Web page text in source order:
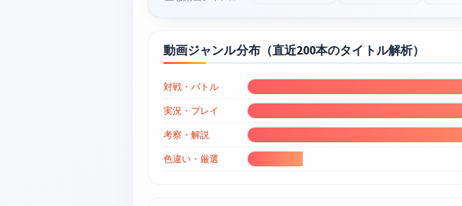
動画ジャンル分布（直近200本のタイトル解析）
対戦・バトル
実況・プレイ
考察・解説
色違い・厳選